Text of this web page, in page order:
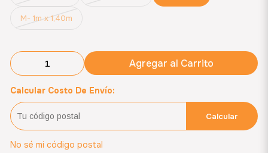
M- 1m x 1,40m
Agregar al Carrito
Calcular Costo De Envío:
Calcular
No sé mi código postal